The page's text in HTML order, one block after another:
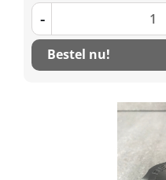
-
Bestel nu!